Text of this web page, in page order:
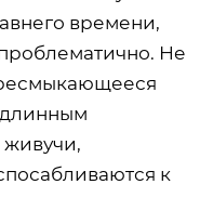
времени,
Не
к